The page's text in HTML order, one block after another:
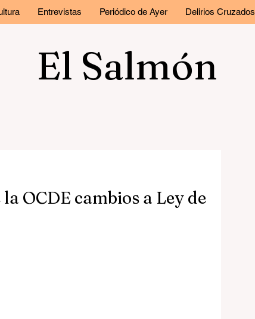
Entrevistas Periódico de Ayer Delirios Cruzados
El Salmón
OCDE cambios a Ley de